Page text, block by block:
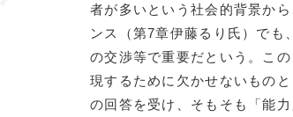
者が多いという社会的背景か
ンス（第7章伊藤るり氏）でも
の交渉等で重要だという。こ
現するために欠かせないもの
の回答を受け、そもそも「能